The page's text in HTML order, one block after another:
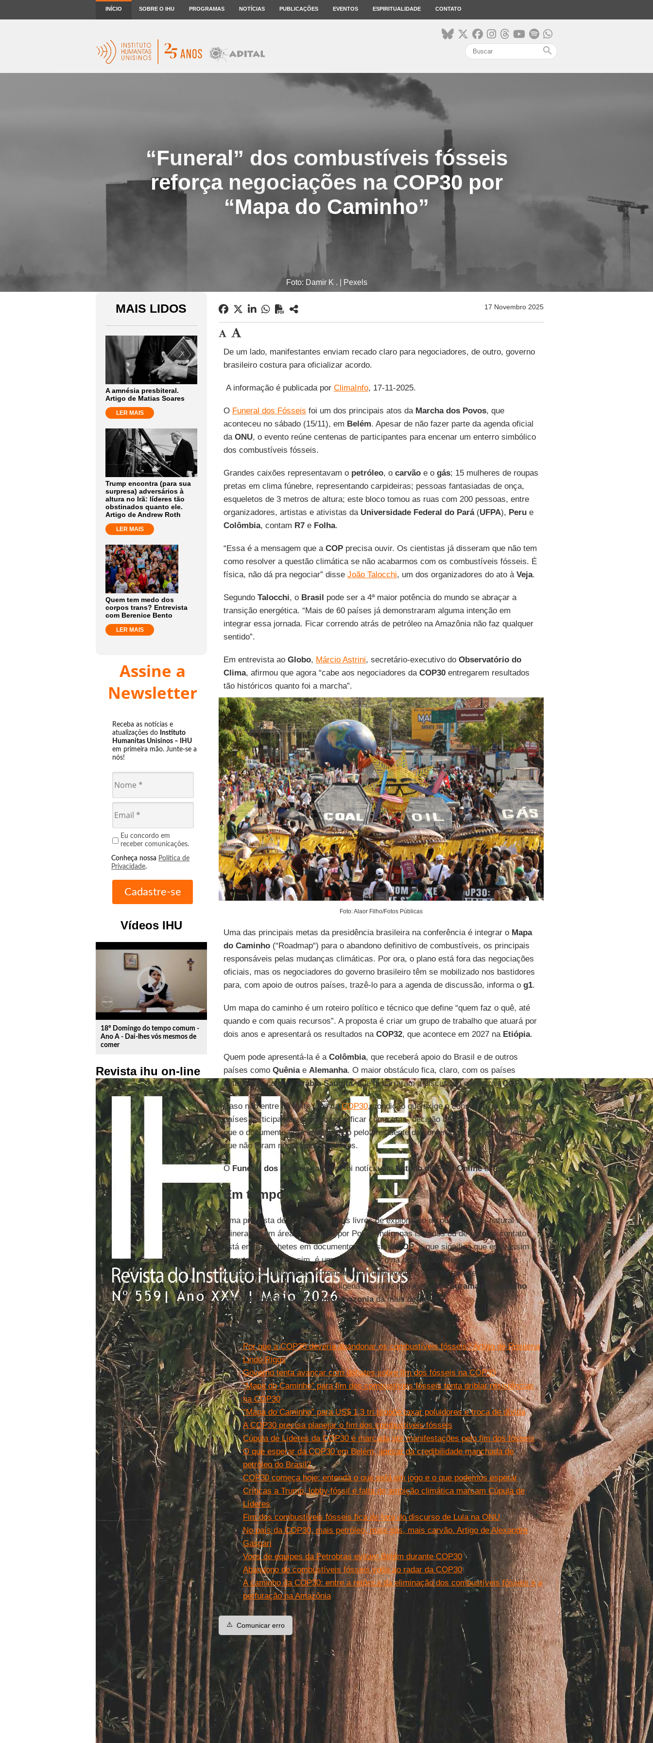
INÍCIO SOBRE O IHU PROGRAMAS NOTÍCIAS PUBLICAÇÕES EVENTOS ESPIRITUALIDADE CONTATO
search
“Funeral” dos combustíveis fósseis
reforça negociações na COP30 por
“Mapa do Caminho”
Foto: Damir K . | Pexels
MAIS LIDOS
A amnésia presbiteral.
Artigo de Matias Soares
LER MAIS
Trump encontra (para sua
surpresa) adversários à
altura no Irã: líderes tão
obstinados quanto ele.
Artigo de Andrew Roth
LER MAIS
Quem tem medo dos
corpos trans? Entrevista
com Berenice Bento
LER MAIS
Assine a
Newsletter
Receba as notícias e
atualizações do Instituto
Humanitas Unisinos – IHU
em primeira mão. Junte-se a
nós!
Eu concordo em
receber comunicações.
Conheça nossa Política de
Privacidade.
Vídeos IHU
play_circle_outline
18º Domingo do tempo comum -
Ano A - Dai-lhes vós mesmos de
comer
Revista ihu on-line
17 Novembro 2025
De um lado, manifestantes enviam recado claro para negociadores, de outro, governo
brasileiro costura para oficializar acordo.
A informação é publicada por ClimaInfo, 17-11-2025.
O Funeral dos Fósseis foi um dos principais atos da Marcha dos Povos, que
aconteceu no sábado (15/11), em Belém. Apesar de não fazer parte da agenda oficial
da ONU, o evento reúne centenas de participantes para encenar um enterro simbólico
dos combustíveis fósseis.
Grandes caixões representavam o petróleo, o carvãoe o gás; 15 mulheres de roupas
pretas em clima fúnebre, representando carpideiras; pessoas fantasiadas de onça,
esqueletos de 3 metros de altura; este bloco tomou as ruas com 200 pessoas, entre
organizadores, artistas e ativistas da Universidade Federal do Pará(UFPA), Perue
Colômbia, contam R7e Folha.
“Essa é a mensagem que a COPprecisa ouvir. Os cientistas já disseram que não tem
como resolver a questão climática se não acabarmos com os combustíveis fósseis. É
física, não dá pra negociar” disse João Talocchi, um dos organizadores do ato à Veja.
Segundo Talocchi, o Brasil pode ser a 4ª maior potência do mundo se abraçar a
transição energética. “Mais de 60 países já demonstraram alguma intenção em
integrar essa jornada. Ficar correndo atrás de petróleo na Amazônia não faz qualquer
sentido”.
Em entrevista ao Globo, Márcio Astrini, secretário-executivo do Observatório do
Clima, afirmou que agora “cabe aos negociadores da COP30entregarem resultados
tão históricos quanto foi a marcha”.
Foto: Alaor Filho/Fotos Públicas
Uma das principais metas da presidência brasileira na conferência é integrar o Mapa
do Caminho(“Roadmap“) para o abandono definitivo de combustíveis, os principais
responsáveis pelas mudanças climáticas. Por ora, o plano está fora das negociações
oficiais, mas os negociadores do governo brasileiro têm se mobilizado nos bastidores
para, com apoio de outros países, trazê-lo para a agenda de discussão, informa o g1.
Um mapa do caminho é um roteiro político e técnico que define “quem faz o quê, até
quando e com quais recursos”. A proposta é criar um grupo de trabalho que atuará por
dois anos e apresentará os resultados na COP32, que acontece em 2027 na Etiópia.
Quem pode apresentá-la é a Colômbia, que receberá apoio do Brasil e de outros
países como Quêniae Alemanha. O maior obstáculo fica, claro, com os países
petroleiros, como a Arábia Saudita, que já barraram a discussão em outrasCOPs.
Caso não entre no texto final daCOP30, condição que exige o consenso de todos os
países participantes, o plano pode ficar como uma “decisão de capa”, o que significa
que o documento será apresentado pelo presidente da conferência para incluir temas
que não foram negociados por todos.
O Funeral dos Fósseistambém foi notícia emEstado do Pará OnlineeTerra.
Em tempo
Uma proposta de criação de zonas livres de exploração de petróleo, gás natural e
mineração em áreas habitadas por Povos Indígenas isolados ou de recente contato
está entre colchetes em documento proposto àCOP, o que significa que está assim
disputa, mas, ainda sim, é um grande avanço na discussão internacional sobre a
proteção de populações extremamente vulneráveis. O item foi apresentado como
contribuição das populações indígenas durante reuniões doPrograma de Trabalho
sobre Transição Justa. AInfoAmazoniadá mais detalhes.
Leia mais
Por que a COP30 deveria abandonar os combustíveis fósseis? Artigo de Rosilena
Lindo Riggs
Governo tenta avançar com debates sobre fim dos fósseis na COP30
“Mapa do Caminho” para fim dos combustíveis fósseis tenta driblar resistências
na COP30
“Mapa do Caminho” para US$ 1,3 tri propõe taxar poluidores e troca de dívida
A COP30 precisa planejar o fim dos combustíveis fósseis
Cúpula de Líderes da COP30 é marcada por manifestações pelo fim dos fósseis
O que esperar da COP30 em Belém, apesar da credibilidade manchada de
petróleo do Brasil?
COP30 começa hoje: entenda o que está em jogo e o que podemos esperar
Críticas a Trump, lobby fóssil e falta de ambição climática marcam Cúpula de
Líderes
Fim dos combustíveis fósseis fica de fora do discurso de Lula na ONU
No país da COP30, mais petróleo, mais gás, mais carvão. Artigo de Alexandre
Gaspari
Voos de equipes da Petrobras evitam Belém durante COP30
Abandono de combustíveis fósseis volta ao radar da COP30
A caminho da COP30: entre a retórica da eliminação dos combustíveis fósseis e a
perfuração na Amazônia
⚠️ Comunicar erro